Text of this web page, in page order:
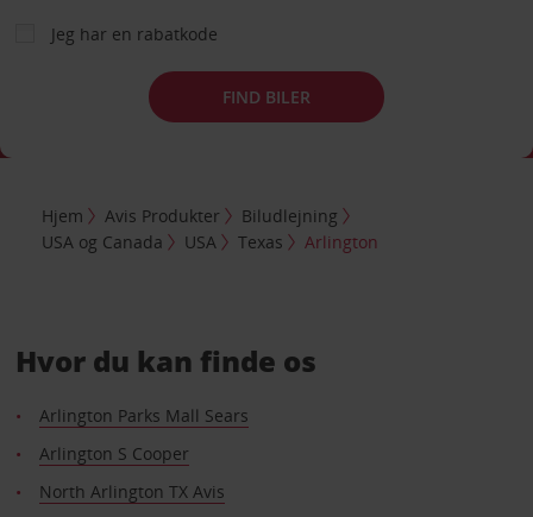
Jeg har en rabatkode
FIND BILER
Hjem Avis Produkter
Biludlejning
USA og Canada
USA Texas Arlington
Hvor du kan finde os
Arlington Parks Mall Sears
Arlington S Cooper
North Arlington TX Avis